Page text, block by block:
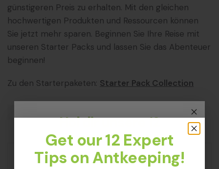
günstigeren Preis zu erhalten. Mit den gleichen
hochwertigen Produkten und Ressourcen können
Sie jetzt mehr sparen. Beginnen Sie Ihre Reise mit
unseren Starter Packs und lassen Sie das Abenteuer
beginnen!
Zu den Starterpaketen: Starter Pack Collection
Weiterlesen
Hol dir unsere 12
Expertentipps zur
Ameisenhaltung
Get our 12 Expert
Tips on Antkeeping!